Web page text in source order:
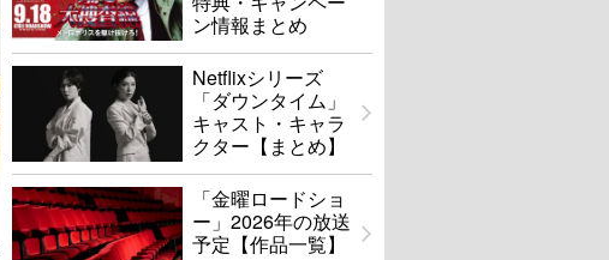
ン情報まとめ
Netflixシリーズ
「ダウンタイム」
キャスト・キャラ
クター【まとめ】
「金曜ロードショ
ー」2026年の放送
予定【作品一覧】